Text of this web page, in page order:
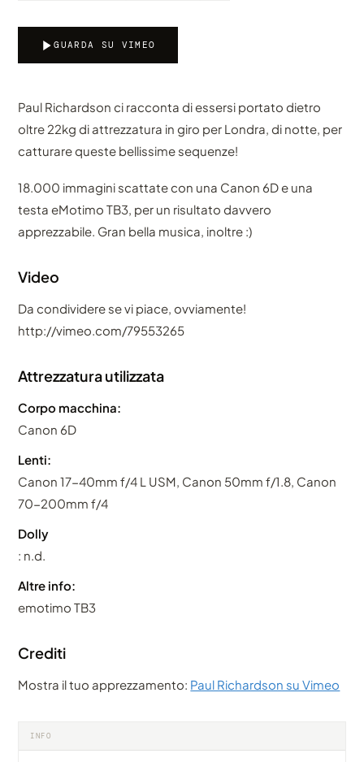
GUARDA SU VIMEO
Paul Richardson ci racconta di essersi portato dietro
oltre 22kg di attrezzatura in giro per Londra, di notte, per
catturare queste bellissime sequenze!
18.000 immagini scattate con una Canon 6D e una
testa eMotimo TB3, per un risultato davvero
apprezzabile. Gran bella musica, inoltre :)
Video
Da condividere se vi piace, ovviamente!
http://vimeo.com/79553265
Attrezzatura utilizzata
Corpo macchina:
Canon 6D
Lenti:
Canon 17-40mm f/4 L USM, Canon 50mm f/1.8, Canon
70-200mm f/4
Dolly
: n.d.
Altre info:
emotimo TB3
Crediti
Mostra il tuo apprezzamento: Paul Richardson su Vimeo
INFO